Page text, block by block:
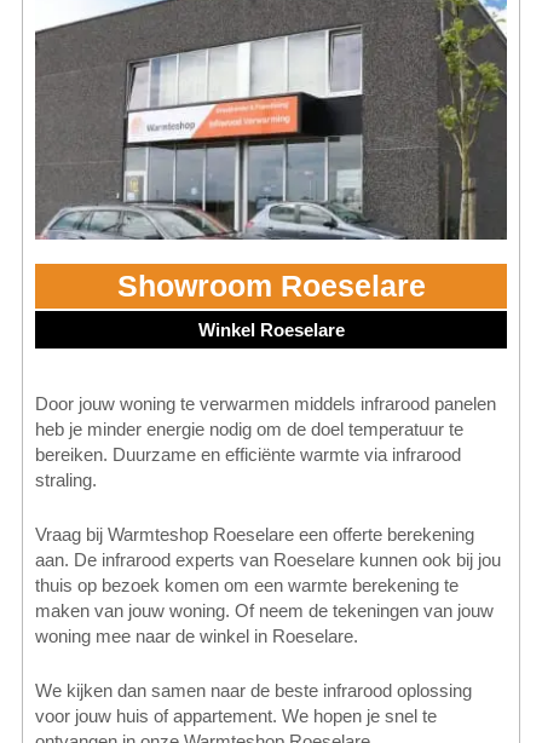
Showroom Roeselare
Winkel Roeselare
Door jouw woning te verwarmen middels infrarood panelen
heb je minder energie nodig om de doel temperatuur te
bereiken. Duurzame en efficiënte warmte via infrarood
straling.
Vraag bij Warmteshop Roeselare een offerte berekening
aan. De infrarood experts van Roeselare kunnen ook bij jou
thuis op bezoek komen om een warmte berekening te
maken van jouw woning. Of neem de tekeningen van jouw
woning mee naar de winkel in Roeselare.
We kijken dan samen naar de beste infrarood oplossing
voor jouw huis of appartement. We hopen je snel te